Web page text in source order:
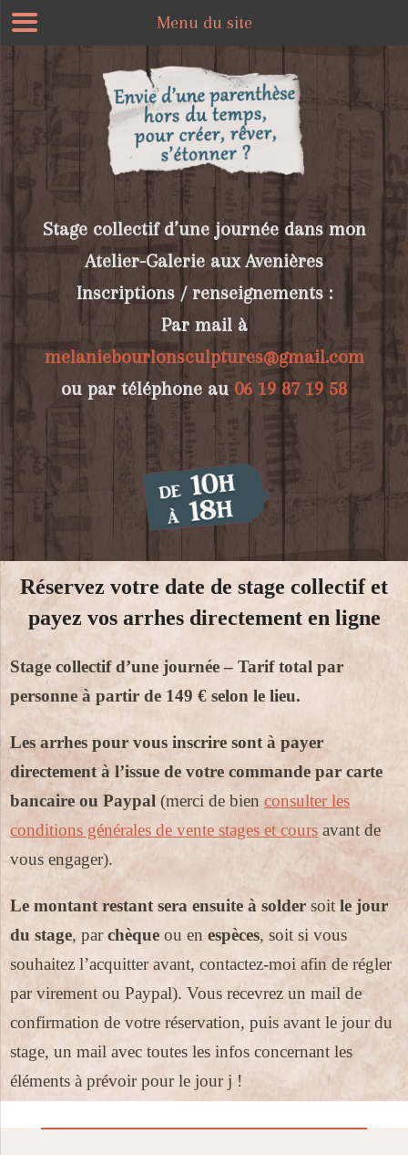
Stage collectif d’une journée dans mon
Atelier-Galerie aux Avenières
Inscriptions / renseignements :
Par mail à
melaniebourlonsculptures@gmail.com
ou par téléphone au 06 19 87 19 58
Réservez votre date de stage collectif et
payez vos arrhes directement en ligne
Stage collectif d’une journée – Tarif total par
personne à partir de 149 € selon le lieu.
Les arrhes pour vous inscrire sont à payer
directement à l’issue de votre commande par carte
bancaire ou Paypal (merci de bienconsulter les
conditions générales de vente stages et cours avant de
vous engager).
Le montant restant sera ensuite à solder soitle jour
du stage, parchèque ou enespèces, soit si vous
souhaitez l’acquitteravant, contactez-moi afin de régler
par virement ou Paypal). Vous recevrez un mail de
confirmation de votre réservation, puis avant le jour du
stage, un mail avec toutes les infos concernant les
éléments à prévoir pour le jour j !
Menu du site